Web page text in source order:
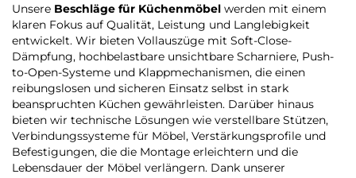
Unsere Beschläge für Küchenmöbel werden mit einem
klaren Fokus auf Qualität, Leistung und Langlebigkeit
entwickelt. Wir bieten Vollauszüge mit Soft-Close-
Dämpfung, hochbelastbare unsichtbare Scharniere, Push-
to-Open-Systeme und Klappmechanismen, die einen
reibungslosen und sicheren Einsatz selbst in stark
beanspruchten Küchen gewährleisten. Darüber hinaus
bieten wir technische Lösungen wie verstellbare Stützen,
Verbindungssysteme für Möbel, Verstärkungsprofile und
Befestigungen, die die Montage erleichtern und die
Lebensdauer der Möbel verlängern. Dank unserer